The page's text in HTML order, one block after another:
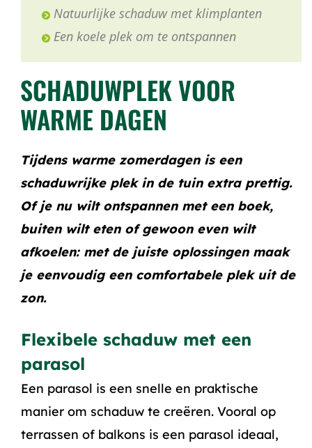
SCHADUWPLEK VOOR
WARME DAGEN
Tijdens warme zomerdagen is een
schaduwrijke plek in de tuin extra prettig.
Of je nu wilt ontspannen met een boek,
buiten wilt eten of gewoon even wilt
afkoelen: met de juiste oplossingen maak
je eenvoudig een comfortabele plek uit de
zon.
Natuurlijke schaduw met klimplanten
Een koele plek om te ontspannen
Flexibele schaduw met een
parasol
Een parasol is een snelle en praktische
manier om schaduw te creëren. Vooral op
terrassen of balkons is een parasol ideaal,